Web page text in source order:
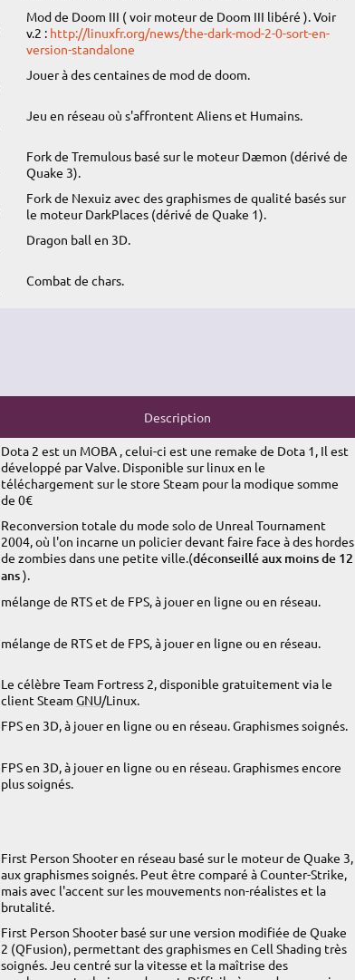
Mod de Doom III ( voir moteur de Doom III libéré ). Voir
v.2 : http://linuxfr.org/news/the-dark-mod-2-0-sort-en-
version-standalone
Jouer à des centaines de mod de doom.
Jeu en réseau où s'affrontent Aliens et Humains.
Fork de Tremulous basé sur le moteur Dæmon (dérivé de
Quake 3).
Fork de Nexuiz avec des graphismes de qualité basés sur
le moteur DarkPlaces (dérivé de Quake 1).
Dragon ball en 3D.
Combat de chars.
Description
Dota 2 est un MOBA , celui-ci est une remake de Dota 1, Il est
développé par Valve. Disponible sur linux en le
téléchargement sur le store Steam pour la modique somme
de 0€
Reconversion totale du mode solo de Unreal Tournament
2004, où l'on incarne un policier devant faire face à des hordes
de zombies dans une petite ville.(déconseillé aux moins de 12
ans).
mélange de RTS et de FPS, à jouer en ligne ou en réseau.
mélange de RTS et de FPS, à jouer en ligne ou en réseau.
Le célèbre Team Fortress 2, disponible gratuitement via le
client Steam GNU/Linux.
FPS en 3D, à jouer en ligne ou en réseau. Graphismes soignés.
FPS en 3D, à jouer en ligne ou en réseau. Graphismes encore
plus soignés.
First Person Shooter en réseau basé sur le moteur de Quake 3,
aux graphismes soignés. Peut être comparé à Counter-Strike,
mais avec l'accent sur les mouvements non-réalistes et la
brutalité.
First Person Shooter basé sur une version modifiée de Quake
2 (QFusion), permettant des graphismes en Cell Shading très
soignés. Jeu centré sur la vitesse et la maîtrise des